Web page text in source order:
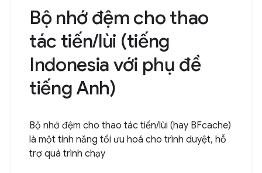
Bộ nhớ đệm cho thao
tác tiến/lùi (tiếng
Indonesia với phụ đề
tiếng Anh)
Bộ nhớ đệm cho thao tác tiến/lùi (hay BFcache)
là một tính năng tối ưu hoá cho trình duyệt, hỗ
trợ quá trình chạy